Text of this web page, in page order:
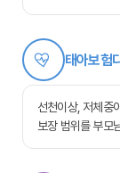
태아보험
선천이상, 저체중
보장 범위를 부모